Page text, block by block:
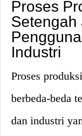
Proses
Setengah
Industri
Proses
berbeda-beda
dan industri